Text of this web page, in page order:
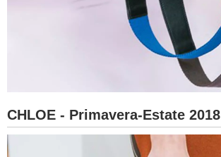
CHLOE - Primavera-Estate 2018